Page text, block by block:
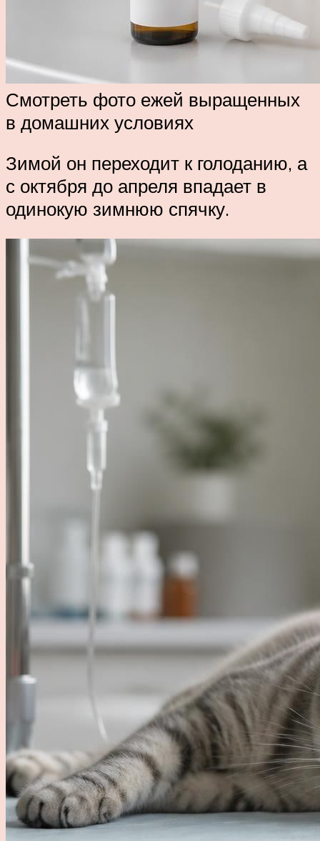
Смотреть фото ежей выращенных
в домашних условиях
Зимой он переходит к голоданию, а
с октября до апреля впадает в
одинокую зимнюю спячку.